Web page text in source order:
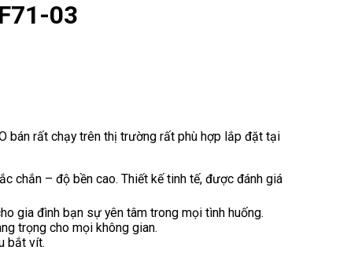
03
bán rất chạy trên thị trường rất phù hợp lắp đặt tại
chắn – độ bền cao. Thiết kế tinh tế, được đánh giá
gia đình bạn sự yên tâm trong mọi tình huống.
trọng cho mọi không gian.
bắt vít.